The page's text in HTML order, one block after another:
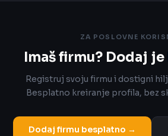
ZA POSLOVNE
Imaš firmu? Dodaj je
Registruj svoju firmu i dostigni
Besplatno kreiranje profila, bez
Dodaj firmu besplatno →